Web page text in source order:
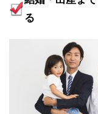
る